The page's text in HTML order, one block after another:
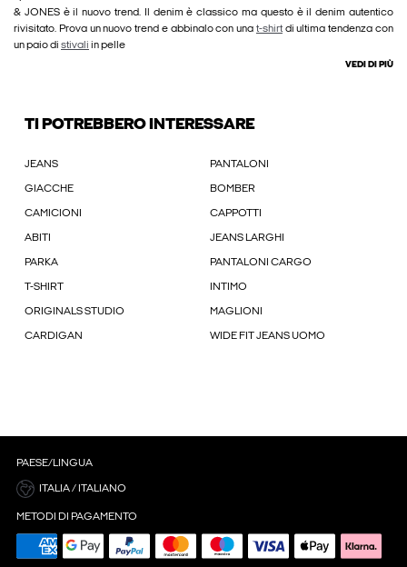
& JONES è il nuovo trend. Il denim è classico ma questo è il denim autentico
rivisitato. Prova un nuovo trend e abbinalo con una t-shirtdi ultima tendenza con
un paio di stivali in pelle
VEDI DI PIÙ
TI POTREBBERO INTERESSARE
JEANS PANTALONI
GIACCHE BOMBER
CAMICIONI CAPPOTTI
ABITI JEANS LARGHI
PARKA PANTALONI CARGO
T-SHIRT INTIMO
ORIGINALS STUDIO MAGLIONI
CARDIGAN WIDE FIT JEANS UOMO
PAESE/LINGUA
ITALIA / ITALIANO
METODI DI PAGAMENTO